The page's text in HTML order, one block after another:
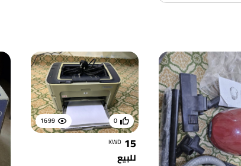
1699 0
15
KWD
للبيع